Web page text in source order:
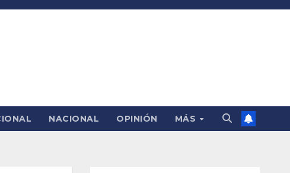
NACIONAL OPINIÓN MÁS